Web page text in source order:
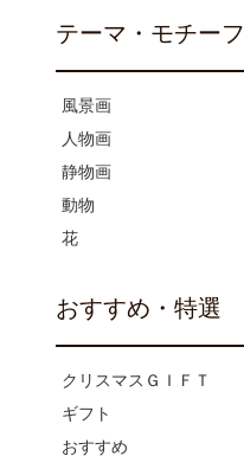
テーマ・モチーフ
風景画
人物画
静物画
動物
花
おすすめ・特選
クリスマスＧＩＦＴ
ギフト
おすすめ